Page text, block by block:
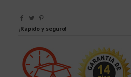
¡Rápido y seguro!